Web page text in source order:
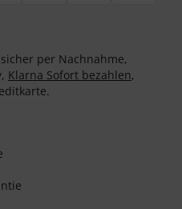
per Nachnahme,
Klarna Sofort bezahlen,